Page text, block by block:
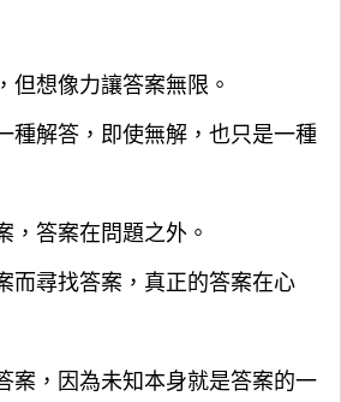
但想像力讓答案無限。
種解答，即使無解，也只是一種
，答案在問題之外。
而尋找答案，真正的答案在心
案，因為未知本身就是答案的一